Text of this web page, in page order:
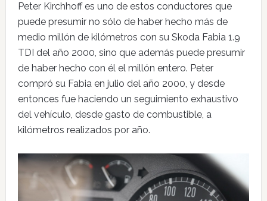
Peter Kirchhoff es uno de estos conductores que
puede presumir no sólo de haber hecho más de
medio millón de kilómetros con su Skoda Fabia 1.9
TDI del año 2000, sino que además puede presumir
de haber hecho con él el millón entero. Peter
compró su Fabia en julio del año 2000, y desde
entonces fue haciendo un seguimiento exhaustivo
del vehículo, desde gasto de combustible, a
kilómetros realizados por año.